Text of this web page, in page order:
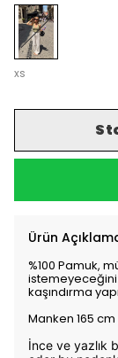
xs
Ürün
%100 Pamuk,
kaşındırma
Manken 165
İnce ve yazlık